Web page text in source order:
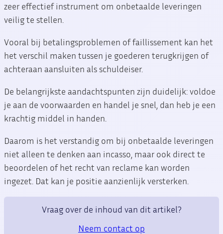
zeer effectief instrument om onbetaalde leveringen
veilig te stellen.
Vooral bij betalingsproblemen of faillissement kan het
het verschil maken tussen je goederen terugkrijgen of
achteraan aansluiten als schuldeiser.
De belangrijkste aandachtspunten zijn duidelijk: voldoe
je aan de voorwaarden en handel je snel, dan heb je een
krachtig middel in handen.
Daarom is het verstandig om bij onbetaalde leveringen
niet alleen te denken aan incasso, maar ook direct te
beoordelen of het recht van reclame kan worden
ingezet. Dat kan je positie aanzienlijk versterken.
Vraag over de inhoud van dit artikel?
Neem contact op